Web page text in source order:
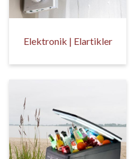
Elektronik | Elartikler